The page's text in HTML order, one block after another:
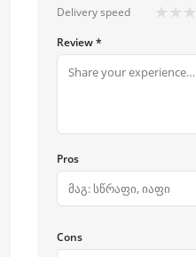
Delivery speed ★ ★ ★
Review *
Pros
Cons